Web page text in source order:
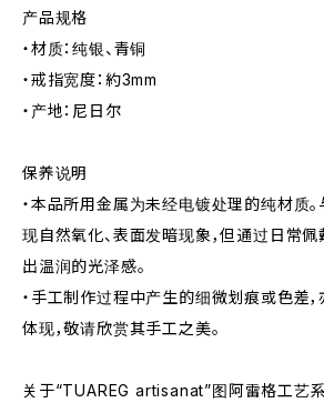
产品规格
・材质：纯银、青铜
・戒指宽度：約3mm
・产地：尼日尔
保养说明
・本品所用金属为未经电镀处理的纯材质
现自然氧化、表面发暗现象，但通过日常
出温润的光泽感。
・手工制作过程中产生的细微划痕或色差
体现，敬请欣赏其手工之美。
关于“TUAREG artisanat”图阿雷格工艺